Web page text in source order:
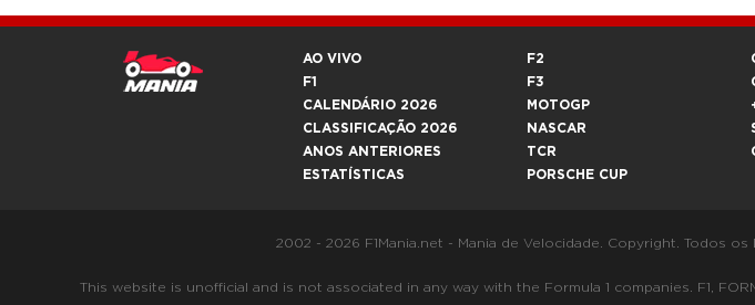
AO VIVO
F1
CALENDÁRIO 2026
CLASSIFICAÇÃO 2026
ANOS ANTERIORES
ESTATÍSTICAS
F2
F3
MOTOGP
NASCAR
TCR
PORSCHE CUP
2002 - 2026 F1Mania.net - Mania de Velocidade. Copyright. Todos
This website is unofficial and is not associated in any way with the Formula 1 companies. F1,